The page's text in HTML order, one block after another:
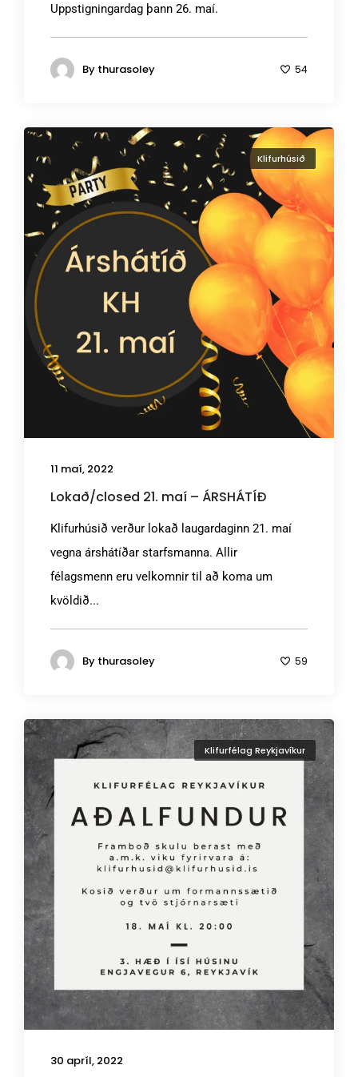
Uppstigningardag þann 26. maí.
By thurasoley 54
Klifurhúsið
11 maí, 2022
Lokað/closed 21. maí – ÁRSHÁTÍÐ
Klifurhúsið verður lokað laugardaginn 21. maí
vegna árshátíðar starfsmanna. Allir
félagsmenn eru velkomnir til að koma um
kvöldið...
By thurasoley 59
Klifurfélag Reykjavíkur
30 apríl, 2022